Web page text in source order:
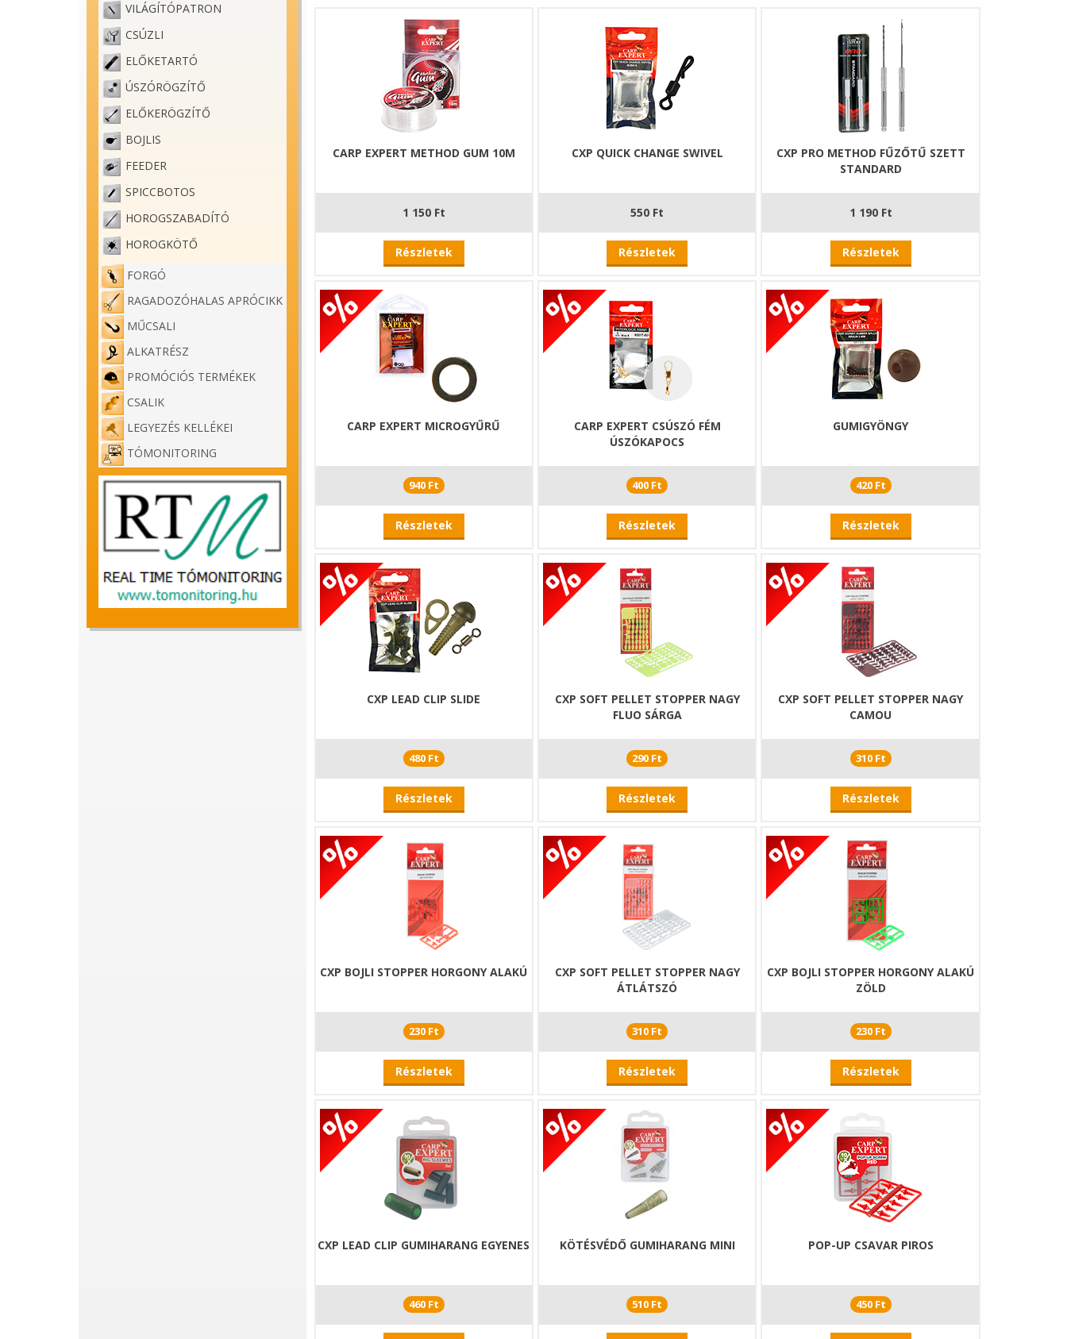
VILÁGÍTÓPATRON
CSÚZLI
ELŐKETARTÓ
ÚSZÓRÖGZÍTŐ
ELŐKERÖGZÍTŐ
BOJLIS
FEEDER
SPICCBOTOS
HOROGSZABADÍTÓ
HOROGKÖTŐ
FORGÓ
RAGADOZÓHALAS APRÓCIKK
MŰCSALI
ALKATRÉSZ
PROMÓCIÓS TERMÉKEK
CSALIK
LEGYEZÉS KELLÉKEI
TÓMONITORING
CARP EXPERT METHOD GUM 10M
1 150 Ft
Részletek
CXP QUICK CHANGE SWIVEL
550 Ft
Részletek
CXP PRO METHOD FŰZŐTŰ SZETT
STANDARD
1 190 Ft
Részletek
CARP EXPERT MICROGYŰRŰ
940 Ft
Részletek
CARP EXPERT CSÚSZÓ FÉM
ÚSZÓKAPOCS
400 Ft
Részletek
GUMIGYÖNGY
420 Ft
Részletek
CXP LEAD CLIP SLIDE
480 Ft
Részletek
CXP SOFT PELLET STOPPER NAGY
FLUO SÁRGA
290 Ft
Részletek
CXP SOFT PELLET STOPPER NAGY
CAMOU
310 Ft
Részletek
CXP BOJLI STOPPER HORGONY ALAKÚ
230 Ft
Részletek
CXP SOFT PELLET STOPPER NAGY
ÁTLÁTSZÓ
310 Ft
Részletek
CXP BOJLI STOPPER HORGONY ALAKÚ
ZÖLD
230 Ft
Részletek
CXP LEAD CLIP GUMIHARANG EGYENES
460 Ft
KÖTÉSVÉDŐ GUMIHARANG MINI
510 Ft
POP-UP CSAVAR PIROS
450 Ft